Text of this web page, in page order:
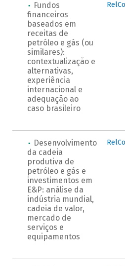
Fundos
financeiros
baseados em
receitas de
petróleo e gás (ou
similares):
contextualização e
alternativas,
experiência
internacional e
adequação ao
caso brasileiro
Desenvolvimento
da cadeia
produtiva de
petróleo e gás e
investimentos em
E&P: análise da
indústria mundial,
cadeia de valor,
mercado de
serviços e
equipamentos